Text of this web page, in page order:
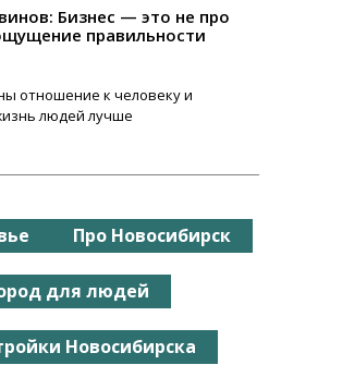
Бизнес — это не про
правильности
отношение к человеку и
людей лучше
Про Новосибирск
для людей
Новосибирска